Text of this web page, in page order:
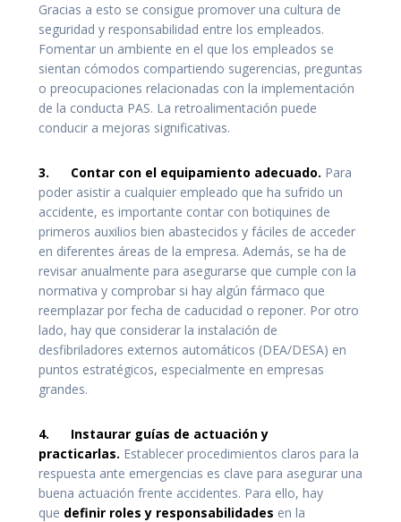
Gracias a esto se consigue promover una cultura de
seguridad y responsabilidad entre los empleados.
Fomentar un ambiente en el que los empleados se
sientan cómodos compartiendo sugerencias, preguntas
o preocupaciones relacionadas con la implementación
de la conducta PAS. La retroalimentación puede
conducir a mejoras significativas.
3. Contar con el equipamiento adecuado. Para
poder asistir a cualquier empleado que ha sufrido un
accidente, es importante contar con botiquines de
primeros auxilios bien abastecidos y fáciles de acceder
en diferentes áreas de la empresa. Además, se ha de
revisar anualmente para asegurarse que cumple con la
normativa y comprobar si hay algún fármaco que
reemplazar por fecha de caducidad o reponer. Por otro
lado, hay que considerar la instalación de
desfibriladores externos automáticos (DEA/DESA) en
puntos estratégicos, especialmente en empresas
grandes.
4. Instaurar guías de actuación y
practicarlas. Establecer procedimientos claros para la
respuesta ante emergencias es clave para asegurar una
buena actuación frente accidentes. Para ello, hay
que definir roles y responsabilidades en la